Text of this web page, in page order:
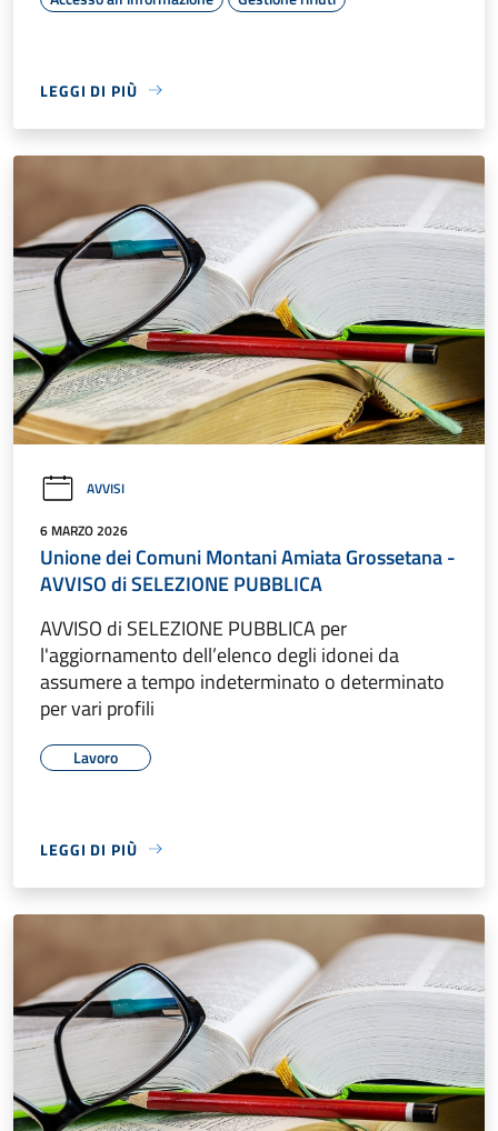
LEGGI DI PIÙ
AVVISI
6 MARZO 2026
Unione dei Comuni Montani Amiata Grossetana -
AVVISO di SELEZIONE PUBBLICA
AVVISO di SELEZIONE PUBBLICA per
l'aggiornamento dell’elenco degli idonei da
assumere a tempo indeterminato o determinato
per vari profili
Lavoro
LEGGI DI PIÙ